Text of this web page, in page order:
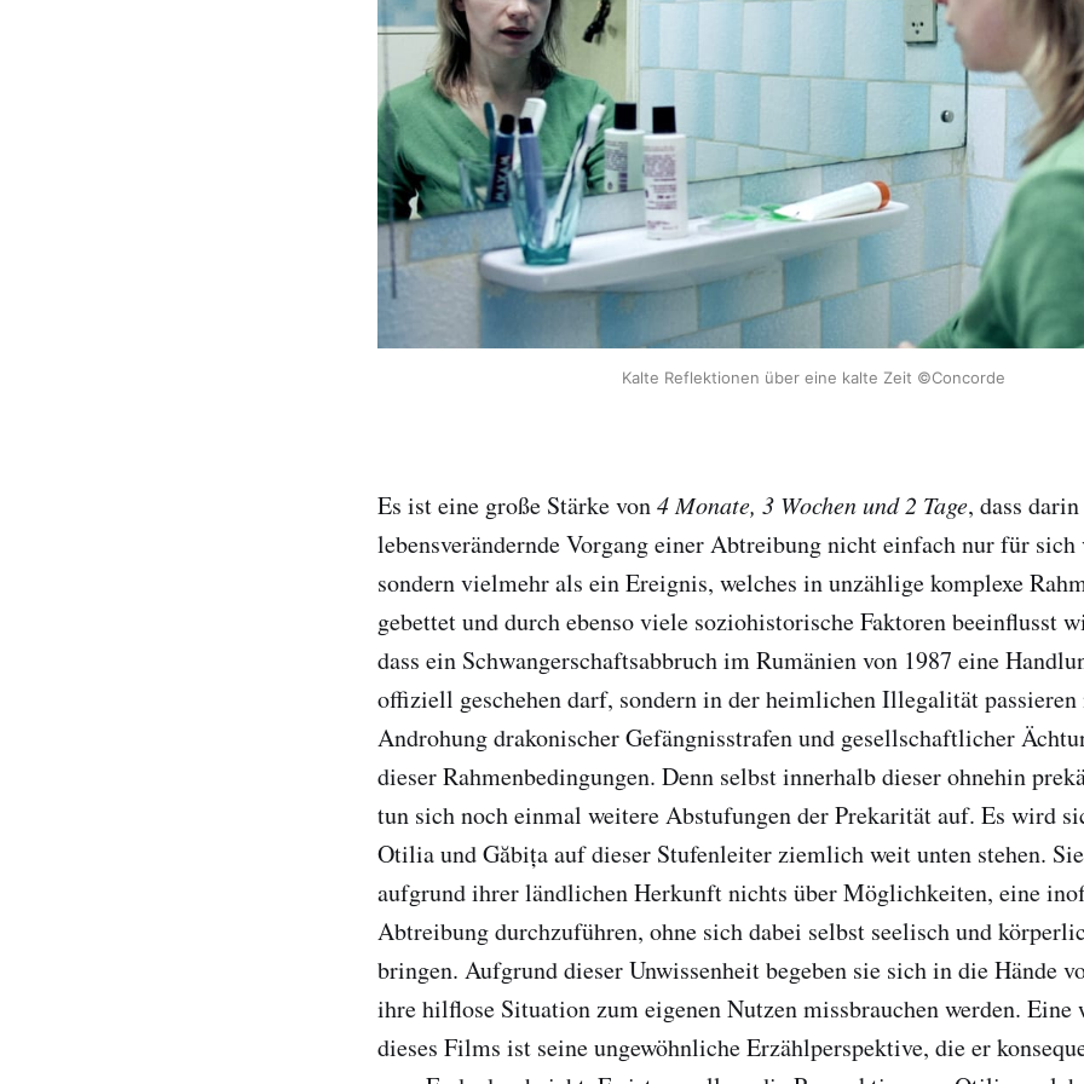
Kalte Reflektionen über eine kalte Zeit ©Concorde
Es ist eine große Stärke von4 Monate, 3 Wochen und 2 Tage, dass
lebensverändernde Vorgang einer Abtreibung nicht einfach nur für
sondern vielmehr als ein Ereignis, welches in unzählige komplexe
gebettet und durch ebenso viele soziohistorische Faktoren beeinflusst
dass ein Schwangerschaftsabbruch im Rumänien von 1987 eine
offiziell geschehen darf, sondern in der heimlichen Illegalität passieren
Androhung drakonischer Gefängnisstrafen und gesellschaftlicher
dieser Rahmenbedingungen. Denn selbst innerhalb dieser ohnehin
tun sich noch einmal weitere Abstufungen der Prekarität auf. Es wird
Otilia und Găbița auf dieser Stufenleiter ziemlich weit unten stehen.
aufgrund ihrer ländlichen Herkunft nichts über Möglichkeiten, eine
Abtreibung durchzuführen, ohne sich dabei selbst seelisch und
bringen. Aufgrund dieser Unwissenheit begeben sie sich in die Hände
ihre hilflose Situation zum eigenen Nutzen missbrauchen werden. Eine
dieses Films ist seine ungewöhnliche Erzählperspektive, die er